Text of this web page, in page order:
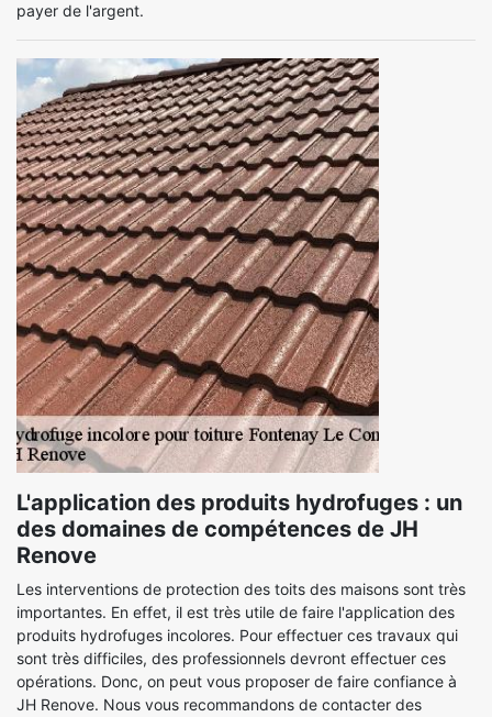
payer de l'argent.
L'application des produits hydrofuges : un
des domaines de compétences de JH
Renove
Les interventions de protection des toits des maisons sont très
importantes. En effet, il est très utile de faire l'application des
produits hydrofuges incolores. Pour effectuer ces travaux qui
sont très difficiles, des professionnels devront effectuer ces
opérations. Donc, on peut vous proposer de faire confiance à
JH Renove. Nous vous recommandons de contacter des